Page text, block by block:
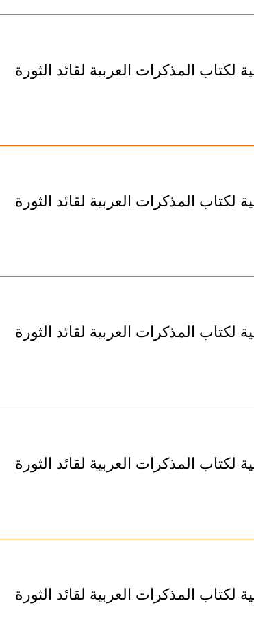
المذكرات العربية لقائد الثورة
المذكرات العربية لقائد الثورة
المذكرات العربية لقائد الثورة
المذكرات العربية لقائد الثورة
المذكرات العربية لقائد الثورة